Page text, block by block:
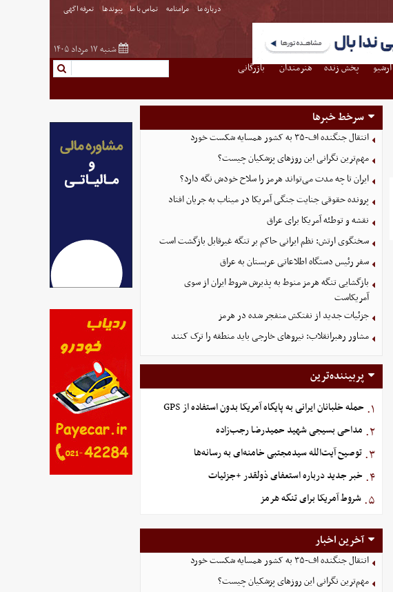
درباره ما مرامنامه تماس با ما پیوندها تعرفه اگهی
شنبه ۱۷ مرداد ۱۴۰۵
آرشیو پخش زنده هنرمندان
بازرگانی
سرخط خبرها
انتقال جنگنده اف-۳۵ به کشور همسایه شکست خورد
مهم‌ترین نگرانی‌ این روزهای پزشکیان چیست؟
ایران تا چه مدت می‌تواند هرمز را سلاح خودش نگه دارد؟
پرونده حقوقی جنایت جنگی آمریکا در میناب به جریان افتاد
نقشه و توطئه آمریکا برای عراق
سخنگوی ارتش: نظم ایرانی حاکم بر تنگه غیرقابل بازگشت است
سفر رئیس دستگاه اطلاعاتی عربستان به عراق
بازگشایی تنگه هرمز منوط به پذیرش شروط ایران از سوی
آمریکاست
جزئیات جدید از نفتکش منفجر شده در هرمز
مشاور رهبرانقلاب: نیروهای خارجی باید منطقه را ترک کنند
پربیننده‌ترین
۱. حمله خلبانان ایرانی به پایگاه آمریکا بدون استفاده از GPS
۲. مداحی بسیجی شهید حمیدرضا رجب‌زاده
۳. توصیح آیت‌الله سیدمجتبی خامنه‌ای به رسانه‌ها
۴. خبر جدید درباره استعفای ذولقدر +جزئیات
۵. شروط آمریکا برای تنگه هرمز
آخرین اخبار
انتقال جنگنده اف-۳۵ به کشور همسایه شکست خورد
مهم‌ترین نگرانی‌ این روزهای پزشکیان چیست؟